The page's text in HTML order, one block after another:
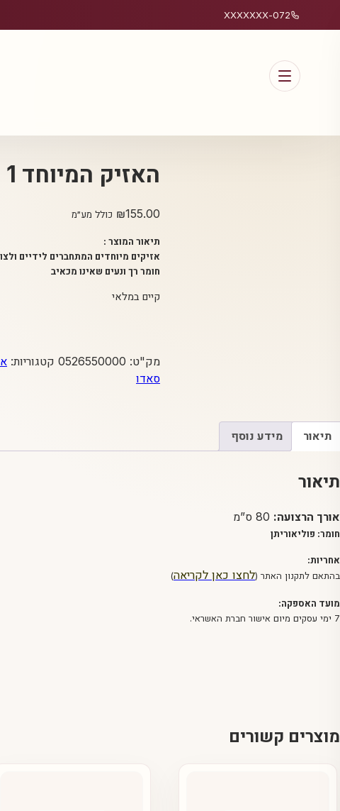
072-XXXXXXX
האזיק המיוחד 1
₪155.00 כולל מע״מ
תיאור המוצר :
אזיקים מיוחדים המתחברים לידיים
חומר רך ונעים שאינו מכאיב
קיים במלאי
מק"ט: 0526550000 קטגוריות:
סאדו
תיאור מידע נוסף
תיאור
אורך הרצועה:
חומר: פוליאוריתן
אחריות:
בהתאם לתקנון האתר (לחצו כאן לקריאה)
מועד האספקה:
7 ימי עסקים מיום אישור חברת האשראי.
מוצרים קשורים